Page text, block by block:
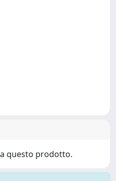
questo prodotto.